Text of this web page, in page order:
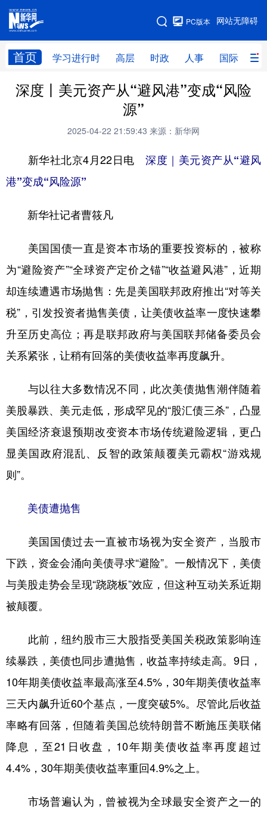
网站无障碍
PC版本
首页 学习进行时 高层 时政 人事 国际 财
网站地图
学习进行时 高层 时政 人事
科技 科创 量子 体育
访谈 视频
食品 人居 信息化 数字经济
学术中国 乡村振兴 银龄 溯源中国
城市 旅游 能源 会展
彩票 娱乐 时尚 悦读
文化产业
地方频道
北京 天津 河北 山西
浙江
山东 河南 湖北 湖南
广东 广西 海南 重庆
四川 贵州 云南 西藏
陕西
新疆 内蒙古 黑龙江
多语种频道
English Español Français عربى
Русский язык 日本語 한국어
深度丨美元资产从“避风港”变成“风险
源”
2025-04-22 21:59:43 来源：新华网
新华社北京4月22日电 深度｜美元资产从“避风
港”变成“风险源”
新华社记者曹筱凡
美国国债一直是资本市场的重要投资标的，被称
为“避险资产”“全球资产定价之锚”“收益避风港”，近期
却连续遭遇市场抛售：先是美国联邦政府推出“对等关
税”，引发投资者抛售美债，让美债收益率一度快速攀
升至历史高位；再是联邦政府与美国联邦储备委员会
关系紧张，让稍有回落的美债收益率再度飙升。
与以往大多数情况不同，此次美债抛售潮伴随着
美股暴跌、美元走低，形成罕见的“股汇债三杀”，凸显
美国经济衰退预期改变资本市场传统避险逻辑，更凸
显美国政府混乱、反智的政策颠覆美元霸权“游戏规
则”。
美债遭抛售
美国国债过去一直被市场视为安全资产，当股市
下跌，资金会涌向美债寻求“避险”。一般情况下，美债
与美股走势会呈现“跷跷板”效应，但这种互动关系近期
被颠覆。
此前，纽约股市三大股指受美国关税政策影响连
续暴跌，美债也同步遭抛售，收益率持续走高。9日，
10年期美债收益率最高涨至4.5%，30年期美债收益率
三天内飙升近60个基点，一度突破5%。尽管此后收益
率略有回落，但随着美国总统特朗普不断施压美联储
降息，至21日收盘，10年期美债收益率再度超过
4.4%，30年期美债收益率重回4.9%之上。
市场普遍认为，曾被视为全球最安全资产之一的